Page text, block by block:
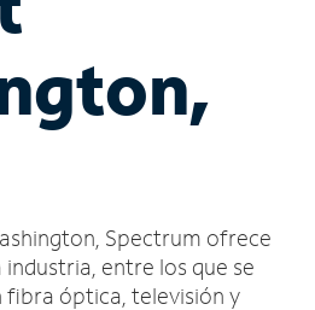
Spectrum ofrece
entre los que se
fibra óptica, televisión y